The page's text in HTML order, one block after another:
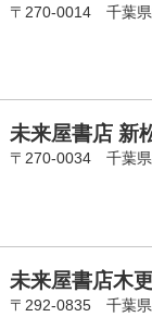
〒270-0014 千葉県
未来屋書店 新
〒270-0034 千葉県
未来屋書店木
〒292-0835 千葉